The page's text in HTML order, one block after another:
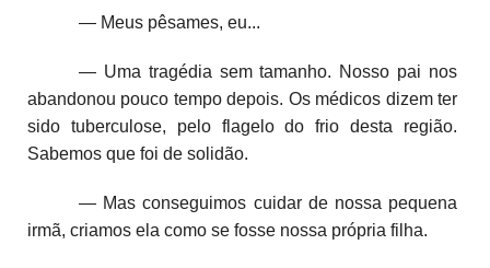
— Meus pêsames, eu...
— Uma tragédia sem tamanho. Nosso pai nos
abandonou pouco tempo depois. Os médicos dizem ter
sido tuberculose, pelo flagelo do frio desta região.
Sabemos que foi de solidão.
— Mas conseguimos cuidar de nossa pequena
irmã, criamos ela como se fosse nossa própria filha.